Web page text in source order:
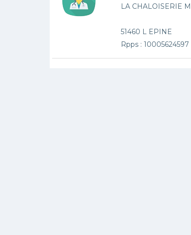
LA CHALOISERIE
51460 L EPINE
Rpps : 10005624597